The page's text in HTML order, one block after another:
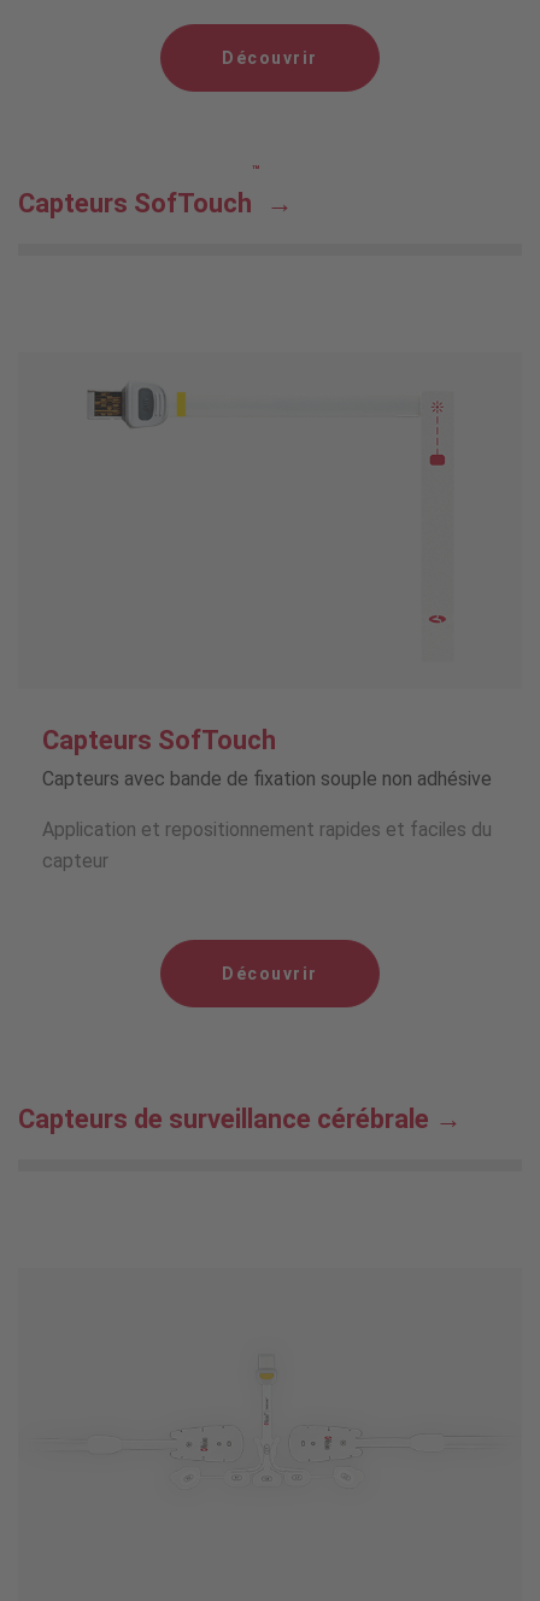
Découvrir
Capteurs SofTouch
™
Capteurs SofTouch
Capteurs avec bande de fixation souple non adhésive
Application et repositionnement rapides et faciles du
capteur
Découvrir
Capteurs de surveillance cérébrale